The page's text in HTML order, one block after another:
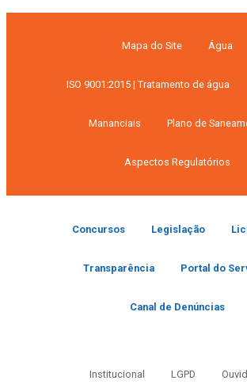
Mapa do Site Água
ISO 9001:2015 | Tratamento de água
Mananciais Plano de
Aspectos Regulatórios
Concursos Legislação
Transparência Portal do
Canal de Denúncias
Institucional LGPD